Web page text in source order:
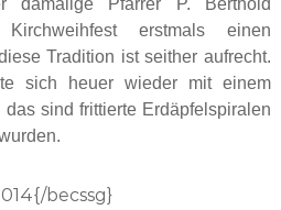
Pfarrer P. Berthold
erstmals einen
Tradition ist seither aufrecht.
sich heuer wieder mit einem
sind frittierte Erdäpfelspiralen
becssg}